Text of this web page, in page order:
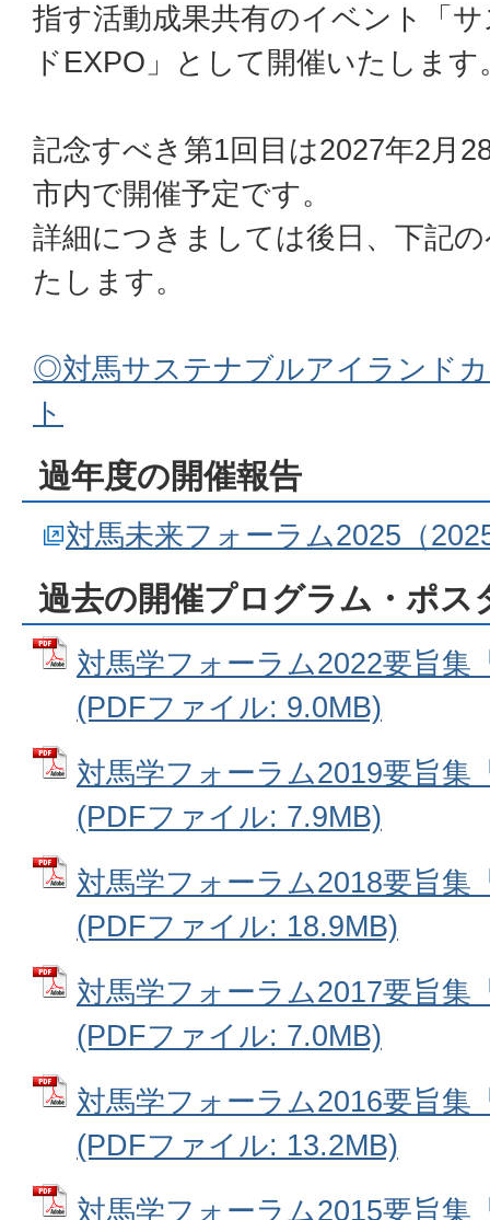
指す活動成果共有のイベント「
ドEXPO」として開催いたします
記念すべき第1回目は2027年2月
市内で開催予定です。
詳細につきましては後日、下記
たします。
◎対馬サステナブルアイランド
ト
過年度の開催報告
対馬未来フォーラム2025（
過去の開催プログラム・ポス
対馬学フォーラム2022要旨集
(PDFファイル: 9.0MB)
対馬学フォーラム2019要旨集
(PDFファイル: 7.9MB)
対馬学フォーラム2018要旨集
(PDFファイル: 18.9MB)
対馬学フォーラム2017要旨集
(PDFファイル: 7.0MB)
対馬学フォーラム2016要旨集
(PDFファイル: 13.2MB)
対馬学フォーラム2015要旨集